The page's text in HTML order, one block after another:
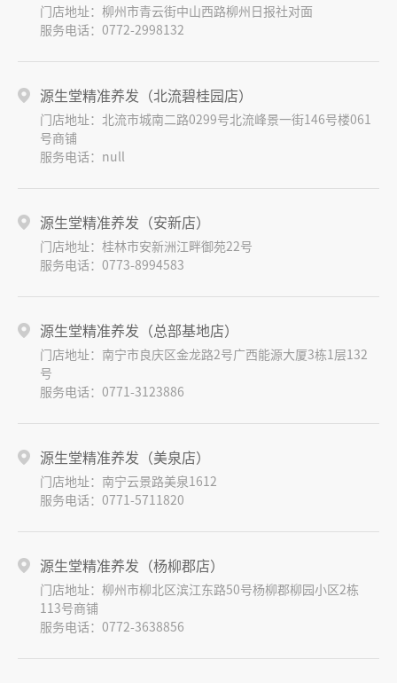
门店地址：柳州市青云街中山西路柳州日报社对面
服务电话：0772-2998132
源生堂精准养发（北流碧桂园店）
门店地址：北流市城南二路0299号北流峰景一街146号楼061
号商铺
服务电话：null
源生堂精准养发（安新店）
门店地址：桂林市安新洲江畔御苑22号
服务电话：0773-8994583
源生堂精准养发（总部基地店）
门店地址：南宁市良庆区金龙路2号广西能源大厦3栋1层132
号
服务电话：0771-3123886
源生堂精准养发（美泉店）
门店地址：南宁云景路美泉1612
服务电话：0771-5711820
源生堂精准养发（杨柳郡店）
门店地址：柳州市柳北区滨江东路50号杨柳郡柳园小区2栋
113号商铺
服务电话：0772-3638856